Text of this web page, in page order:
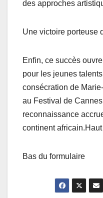
des approches
Une victoire porteuse
Enfin, ce succès
pour les jeunes
consécration de
au Festival de
reconnaissance
continent
Bas du formulaire